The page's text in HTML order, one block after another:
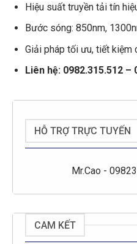
Hiệu suất truyền tải tín
Bước sóng: 850nm,
Giải pháp tối ưu, tiết kiệm
Liên hệ: 0982.315.512 –
HỖ TRỢ TRỰC TUYẾN
Mr.Cao -
CAM KẾT